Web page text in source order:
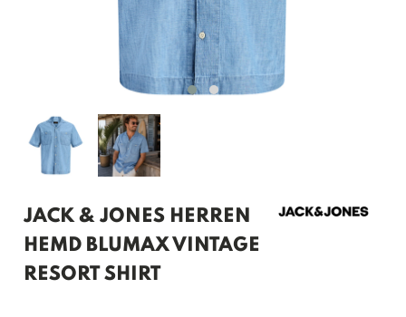
JACK & JONES HERREN
HEMD BLUMAX VINTAGE
RESORT SHIRT